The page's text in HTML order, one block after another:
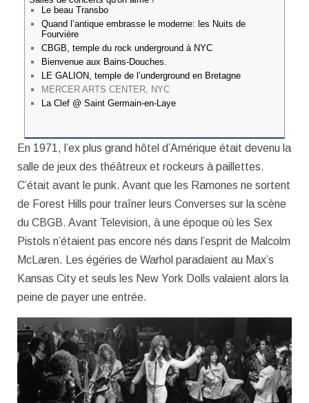
Le beau Transbo
Quand l’antique embrasse le moderne: les Nuits de
Fourvière
CBGB, temple du rock underground à NYC
Bienvenue aux Bains-Douches.
LE GALION, temple de l’underground en Bretagne
MERCER ARTS CENTER, NYC
La Clef @ Saint Germain-en-Laye
En 1971, l’ex plus grand hôtel d’Amérique était devenu la
salle de jeux des théâtreux et rockeurs à paillettes.
C’était avant le punk. Avant que les Ramones ne sortent
de Forest Hills pour traîner leurs Converses sur la scène
du CBGB. Avant Television, à une époque où les Sex
Pistols n’étaient pas encore nés dans l’esprit de Malcolm
McLaren. Les égéries de Warhol paradaient au Max’s
Kansas City et seuls les New York Dolls valaient alors la
peine de payer une entrée.